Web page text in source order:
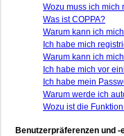
Wozu muss ich mich
Was ist COPPA?
Warum kann ich
Ich habe mich
Warum kann ich
Ich habe mich vor
Ich habe mein
Warum werde ich
Wozu ist die
Benutzerpräferenzen und -